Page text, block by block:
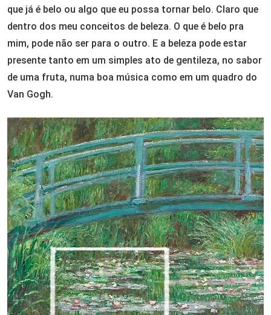
que já é belo ou algo que eu possa tornar belo. Claro que
dentro dos meu conceitos de beleza. O que é belo pra
mim, pode não ser para o outro. E a beleza pode estar
presente tanto em um simples ato de gentileza, no sabor
de uma fruta, numa boa música como em um quadro do
Van Gogh.